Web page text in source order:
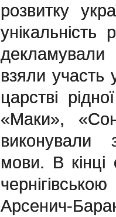
розвитку
взяли участь
царстві
«Маки»,
виконували
мови. В кінці
Арсенич-